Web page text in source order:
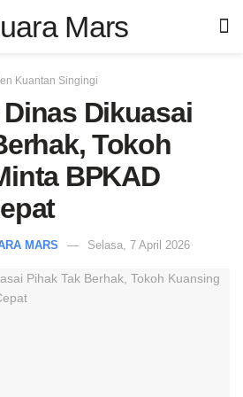
Kuantan Singingi
Dikuasai
Tokoh
BPKAD
MARS Selasa, 7 April 2026